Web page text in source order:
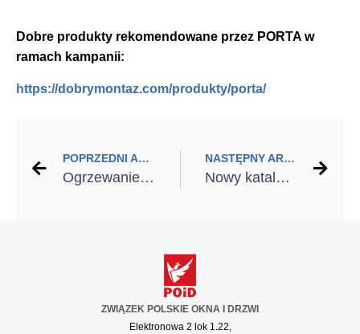
Dobre produkty rekomendowane przez PORTA w
ramach kampanii:
https://dobrymontaz.com/produkty/porta/
POPRZEDNI ARTYKUŁ
Ogrzewanie i chłodzenie domu w jednym – dlaczego warto postawić na pompę ciepła?
NASTĘPNY ARTYKUŁ
Nowy katalog PORTA THERMO 2025/2026 – drzwi zewnętrzne szyte na miarę stylu i funkcjonalności
ZWIĄZEK POLSKIE OKNA I DRZWI
Elektronowa 2 lok 1.22,